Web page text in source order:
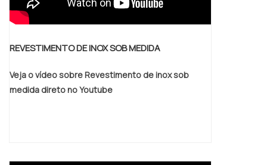
REVESTIMENTO DE INOX SOB MEDIDA
Veja o vídeo sobre Revestimento de inox sob
medida direto no Youtube